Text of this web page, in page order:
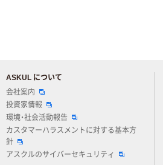
ASKUL について
会社案内
投資家情報
環境・社会活動報告
カスタマーハラスメントに対する基本方
針
アスクルのサイバーセキュリティ